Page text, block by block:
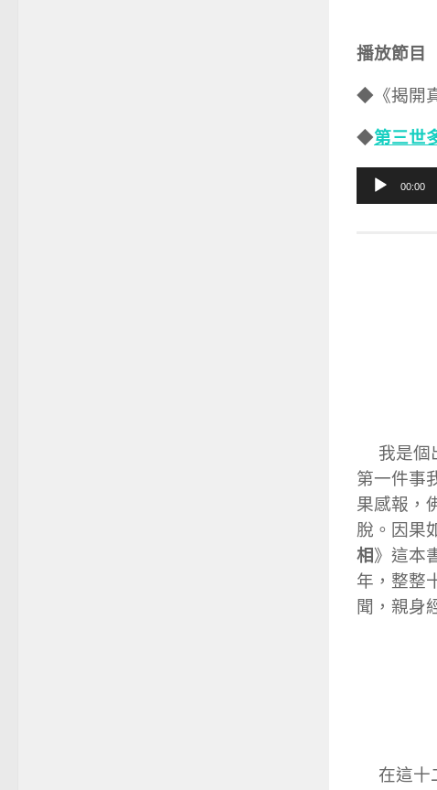
播放節目
◆《揭開
◆第三世
訊
00:00
我是個
第一件事
果感報，
脫。因果
相》這本
年，整整
聞，親身
在這十